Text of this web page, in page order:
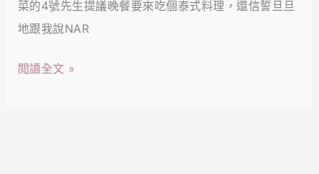
理
酸
泰
料
菜的4號先生提議晚餐要來吃個泰式料理，還信誓旦旦
地跟我說NAR
Thai
Cuisine
閱讀全文 »